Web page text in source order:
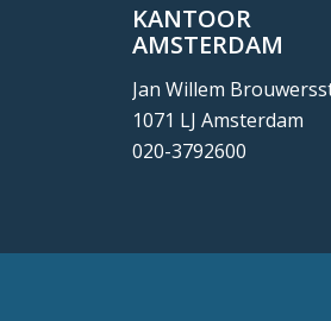
KANTOOR
AMSTERDAM
Jan Willem
1071 LJ Amsterdam
020-3792600